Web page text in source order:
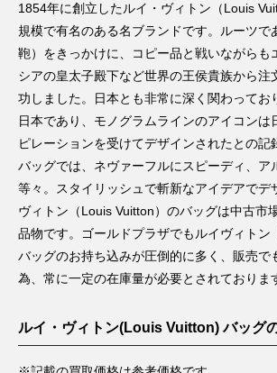
1854年に創立したルイ・ヴィトン（Louis
規模で有名のある名ブランドです。ルーツで
鞄）をきっかけに、コピー品と戦いながらも
シアの皇太子殿下など世界の王侯貴族から注
功しました。日本とも非常に深く関わってお
日本であり、モノグラムラインのアイコンは
ピレーションを受けてデザインされたとの記
バッグでは、ネヴァーフルにスピーディ、ア
等々。スタイリッシュで斬新なアイデアでデ
ヴィトン（Louis Vuitton）のバッグは中古市
品物です。ゴールドプラザでもルイヴィトン
バッグのお持ち込みが圧倒的に多く、販売で
為、常に一定の在庫量が必要とされておりま
ルイ・ヴィトン(Louis Vuitton) バッグ